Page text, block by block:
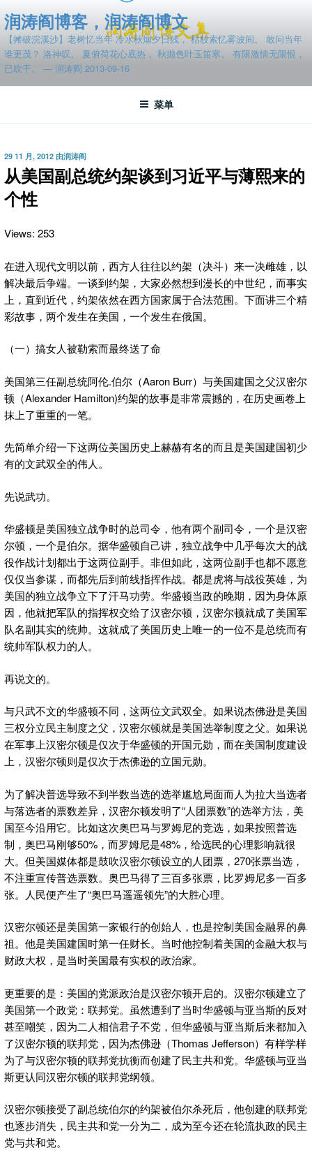
至
容
润涛阎博客，润涛阎博文
【摊破浣溪沙】老树忆当年 冷水秋烟夕日残， 枯枝索忆雾波间。 敢问当年
谁更茂？ 洛神叹。 夏俯荷花心底热， 秋抛色叶玉笛寒。 有限激情无限恨，
已吹干。 — 润涛阎 2013-09-16
菜单
发
布
于
29 11 月, 2012 由润涛阎
从美国副总统约架谈到习近平与薄熙来的
个性
Views: 253
在进入现代文明以前，西方人往往以约架（决斗）来一决雌雄，以
解决最后争端。一谈到约架，大家必然想到漫长的中世纪，而事实
上，直到近代，约架依然在西方国家属于合法范围。下面讲三个精
彩故事，两个发生在美国，一个发生在俄国。
（一）搞女人被勒索而最终送了命
美国第三任副总统阿伦.伯尔（Aaron Burr）与美国建国之父汉密尔
顿（Alexander Hamilton)约架的故事是非常震撼的，在历史画卷上
抹上了重重的一笔。
先简单介绍一下这两位美国历史上赫赫有名的而且是美国建国初少
有的文武双全的伟人。
先说武功。
华盛顿是美国独立战争时的总司令，他有两个副司令，一个是汉密
尔顿，一个是伯尔。据华盛顿自己讲，独立战争中几乎每次大的战
役作战计划都出于这两位副手。非但如此，这两位副手也都不愿意
仅仅当参谋，而都先后到前线指挥作战。都是虎将与战役英雄，为
美国的独立战争立下了汗马功劳。华盛顿当政的晚期，因为身体原
因，他就把军队的指挥权交给了汉密尔顿，汉密尔顿就成了美国军
队名副其实的统帅。这就成了美国历史上唯一的一位不是总统而有
统帅军队权力的人。
再说文的。
与只武不文的华盛顿不同，这两位文武双全。如果说杰佛逊是美国
三权分立民主制度之父，汉密尔顿就是美国选举制度之父。如果说
在军事上汉密尔顿是仅次于华盛顿的开国元勋，而在美国制度建设
上，汉密尔顿则是仅次于杰佛逊的立国元勋。
为了解决普选导致不到半数当选的选举尴尬局面而人为拉大当选者
与落选者的票数差异，汉密尔顿发明了“人团票数”的选举方法，美
国至今沿用它。比如这次奥巴马与罗姆尼的竞选，如果按照普选
制，奥巴马刚够50%，而罗姆尼是48%，给选民的心理影响就很
大。但美国媒体都是鼓吹汉密尔顿设立的人团票，270张票当选，
不注重宣传普选票数。奥巴马得了三百多张票，比罗姆尼多一百多
张。人民便产生了“奥巴马遥遥领先”的大胜心理。
汉密尔顿还是美国第一家银行的创始人，也是控制美国金融界的鼻
祖。他是美国建国时第一任财长。当时他控制着美国的金融大权与
财政大权，是当时美国最有实权的政治家。
更重要的是：美国的党派政治是汉密尔顿开启的。汉密尔顿建立了
美国第一个政党：联邦党。虽然遭到了当时华盛顿与亚当斯的反对
甚至嘲笑，因为二人相信君子不党，但华盛顿与亚当斯后来都加入
了汉密尔顿的联邦党，因为杰佛逊（Thomas Jefferson）有样学样
为了与汉密尔顿的联邦党抗衡而创建了民主共和党。华盛顿与亚当
斯更认同汉密尔顿的联邦党纲领。
汉密尔顿接受了副总统伯尔的约架被伯尔杀死后，他创建的联邦党
也逐步消失，民主共和党一分为二，成为至今还在轮流执政的民主
党与共和党。